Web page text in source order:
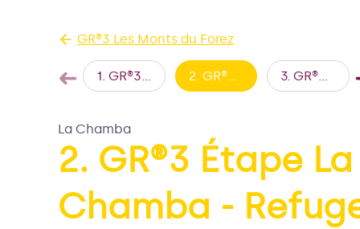
Voir l'image en plein
GR®3 Les Monts du Forez
➜Étape précédente
1. GR®3 Étape Chabreloche - La Chamba 2. GR®3 Étape La Chamba - Refuge des Garniers 3.GR®3 Étape Refuge des Garniers - Montarcher
La Chamba
2. GR®3 Étape La
Chamba -